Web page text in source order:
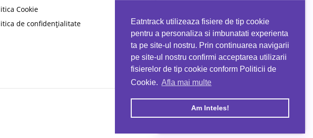
Eatntrack utilizeaza fisiere de tip cookie
pentru a personaliza si imbunatati experienta
ta pe site-ul nostru. Prin continuarea navigarii
pe site-ul nostru confirmi acceptarea utilizarii
fisierelor de tip cookie conform Politicii de
Cookie. Afla mai multe
Am Inteles!
Cookie
de confidențialitate
PROTO41
reducere la orice comandă
EATNTRACK
MYPROTEIN
Ai40%reducere la orice comandă
folosind codul EATTRACK